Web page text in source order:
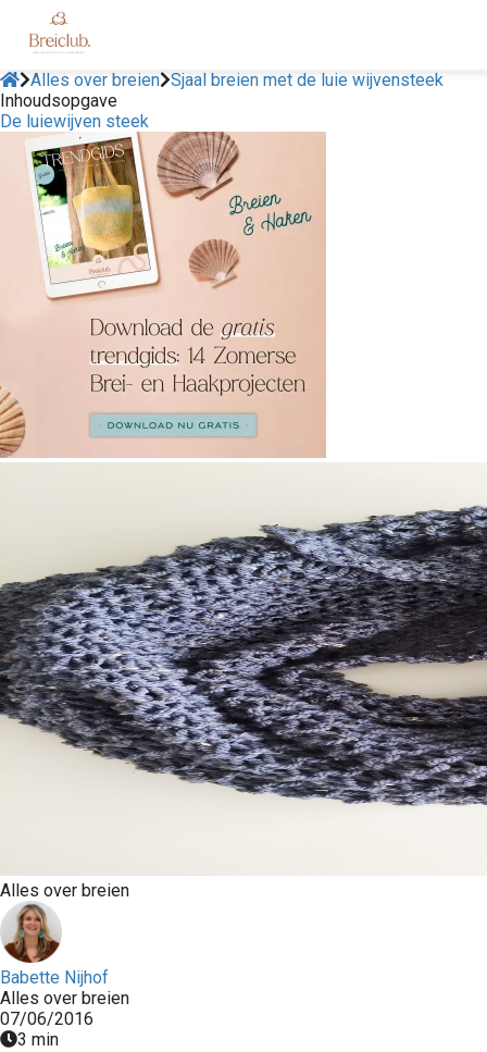
Alles over breien Sjaal breien met de luie wijvensteek
Inhoudsopgave
De luiewijven steek
Alles over breien
Babette Nijhof
Alles over breien
07/06/2016
3 min